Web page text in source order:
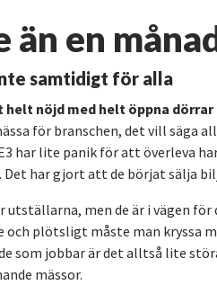
än en
samtidigt för alla
helt nöjd med helt öppna dörrar
för branschen, det vill säga
har lite panik för att överleva
har gjort att de börjat sälja
utställarna, men de är i vägen
och plötsligt måste man kryssa
som jobbar är det alltså lite
mässor.